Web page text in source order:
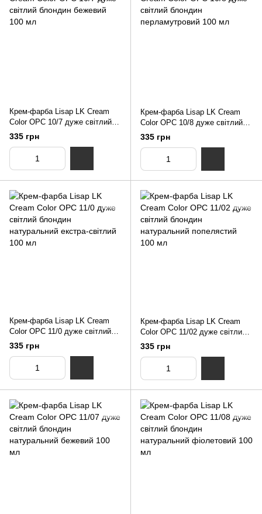
Крем-фарба Lisap LK Cream
Color OPC 10/7 дуже світлий
блондин бежевий 100 мл
335 грн
Крем-фарба Lisap LK Cream
Color OPC 10/8 дуже світлий
блондин перламутровий 100
335 грн
Крем-фарба Lisap LK Cream
Color OPC 11/0 дуже світлий
блондин натуральний екстра-
світлий 100 мл
335 грн
Крем-фарба Lisap LK Cream
Color OPC 11/02 дуже світлий
блондин натуральний
попелястий 100 мл
335 грн